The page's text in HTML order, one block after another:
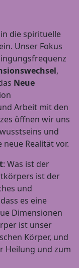
die spirituelle
ein. Unser Fokus
,
Neue
Arbeit mit den
öffnen wir uns
und
neue Realität vor.
: Was ist der
ist der
und
es eine
Dimensionen
ist unser
Körper, und
Heilung und zum